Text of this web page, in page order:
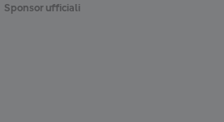
Sponsor ufficiali